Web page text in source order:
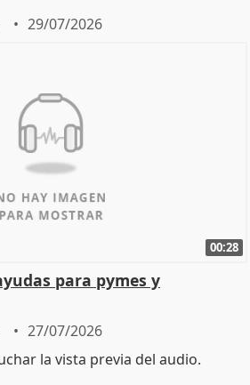
29/07/2026
00:28
para pymes y
27/07/2026